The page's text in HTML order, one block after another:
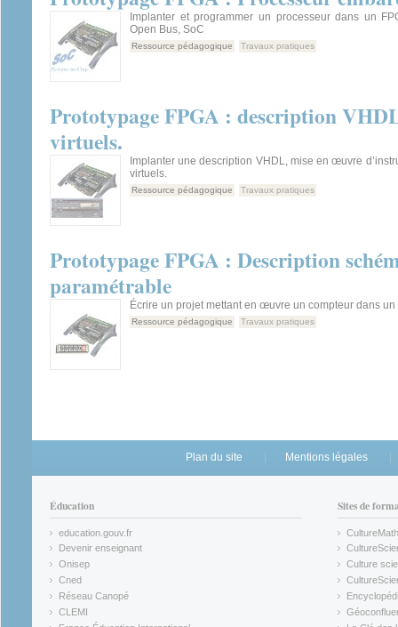
Implanter et programmer un processeur dans un
Open Bus, SoC
Ressource pédagogique Travaux pratiques
Prototypage FPGA : description
virtuels.
Implanter une description VHDL, mise en œuvre
virtuels.
Ressource pédagogique Travaux pratiques
Prototypage FPGA : Description
paramétrable
Écrire un projet mettant en œuvre un compteur dans un
Ressource pédagogique Travaux pratiques
Plan du site Mentions légales
Éducation
education.gouv.fr
(link is external)
Devenir enseignant
(link is external)
Onisep
(link is external)
Cned
(link is external)
Réseau Canopé
(link is external)
CLEMI
(link is external)
Sites de
CultureMath
(link is
(link is
Culture
(link is
(link is
(link is